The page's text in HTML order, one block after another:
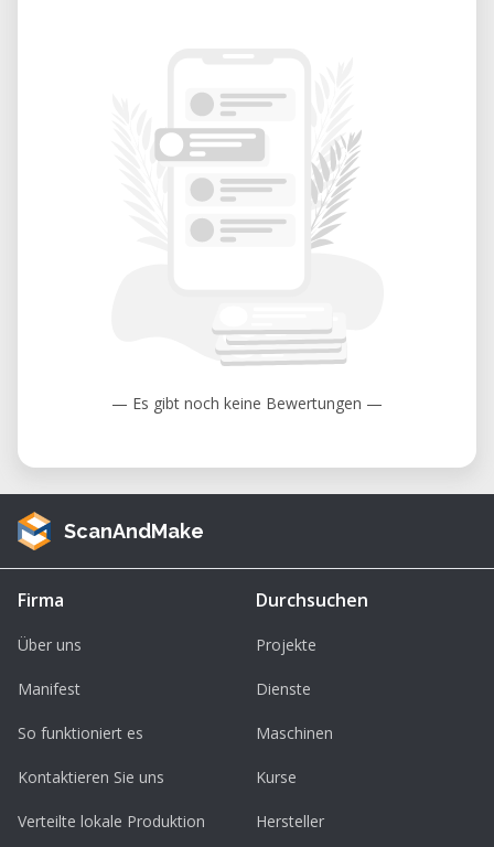
— Es gibt noch keine Bewertungen —
ScanAndMake
Firma
Über uns
Manifest
So funktioniert es
Kontaktieren Sie uns
Verteilte lokale Produktion
Durchsuchen
Projekte
Dienste
Maschinen
Kurse
Hersteller